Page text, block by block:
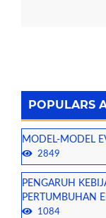
POPULARS
MODEL-MODEL
2849
PENGARUH
PERTUMBUHAN
1084